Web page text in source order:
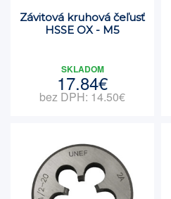
Závitová kruhová čeľusť
HSSE OX - M5
SKLADOM
17.84€
bez DPH: 14.50€